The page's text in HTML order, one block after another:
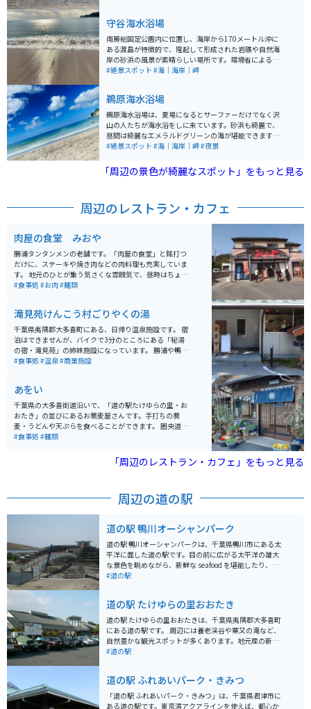
寄るのがおススメです。
守谷海水浴場
南房総国定公園内に位置し、海岸から170メートル沖に
ある渡島が特徴的で、隆起して形成された岩礁や自然海
岸の砂浜の風景が素晴らしい場所です。環境省による
「快水浴場百選」のほか「日本の渚百選」に選ばれてい
#絶景スポット #海｜海岸｜岬
鵜原海水浴場
鵜原海水浴場は、夏場になるとサーファーだけでなく沢
山の人たちが海水浴をしに来ています。砂浜も綺麗で、
昼間は綺麗なエメラルドグリーンの海が堪能できます。
白い鳥居もあって写真映えするスポットです。夜になる
がある時はもちろん夏場であれば天の川もはっきり見ま
す。海水浴をしなくても綺麗な海や景色を堪能できるの
#絶景スポット #海｜海岸｜岬#夜景
「周辺の景色が綺麗なスポット」をもっと見る
周辺のレストラン・カフェ
肉屋の食堂 みおや
勝浦タンタンメンの老舗です。「肉屋の食堂」と銘打つ
だけに、ステーキや焼き肉などの肉料理も充実していま
す。 地元のひとが集う気さくな雰囲気で、昼時はちょっ
と混みます。子連れで訪れる家族なども多く、店内は賑
#食事処 #お肉#麺類
滝見苑けんこう村ごりやくの湯
千葉県夷隅郡大多喜町にある、日帰り温泉施設です。 宿
泊はできませんが、バイクで3分のところにある「秘湯
の宿・滝見苑」の姉妹施設になっています。 勝浦や鴨川
からバイクで30分ほどの距離ですが、秘湯という表現が
しむこともできます。
#食事処 #温泉 #商業施設
あをい
千葉県の大多喜街道沿いで、「道の駅たけゆらの里・お
おたき」の並びにあるお蕎麦屋さんです。手打ちの蕎
麦・うどんや天ぷらを食べることができます。 圏央道・
市原鶴舞インターと勝浦市街のちょうど中間ぐらいにあ
前が駐車場になっており、車が10台分のスペースがあり
ます。隣にファミリーマートがあるので、ランチ休憩つ
#食事処 #麺類
「周辺のレストラン・カフェ」をもっと見る
周辺の道の駅
道の駅 鴨川オーシャンパーク
道の駅 鴨川オーシャンパークは、千葉県鴨川市にある太
平洋に面した道の駅です。目の前に広がる太平洋の雄大
な景色を眺めながら、新鮮な seafood を堪能したり、地
元の特産品を購入したりできます。 施設内には、レスト
海老やサザエなどの新鮮な seafood はおすすめです。レ
ストランでは、これらの seafood を使った料理を堪能で
きます。 バイクで訪れる場合、道の駅には広々とした駐
車場が完備されているので安心です。また、太平洋を一
望できる展望台は、ツーリングの休憩スポットとしても
最適です。周辺には、鴨川シーワールドや鋸山など、観
利です。道の駅で購入できる、ピーナッツを使ったお菓
す。
#道の駅
道の駅 たけゆらの里おおたき
道の駅 たけゆらの里おおたきは、千葉県夷隅郡大多喜町
にある道の駅です。 周辺には養老渓谷や粟又の滝など、
自然豊かな観光スポットが多くあります。地元産の新鮮
な野菜や果物が並ぶ農産物直売所や、大多喜町の名産品
す。養老渓谷周辺はワインディングロードも続くので、
ツーリングにも最適なエリアです。 春にはたけのこ、秋
には栗など、四季折々の味覚も楽しむことができます。
#道の駅
道の駅 ふれあいパーク・きみつ
「道の駅 ふれあいパーク・きみつ」は、千葉県君津市に
ある道の駅です。東京湾アクアラインを使えば、都心か